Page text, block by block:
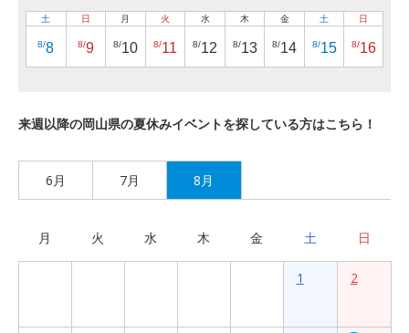
土
8/8
日
8/9
月
8/10
火
8/11
水
8/12
木
8/13
金
8/14
土
8/15
日
8/16
来週以降の岡山県の夏休みイベントを探している方はこちら！
6月 7月 8月
月 火 水 木 金 土 日
1 2